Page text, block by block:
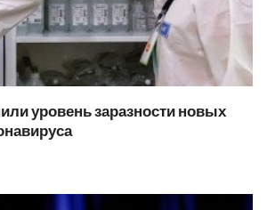
уровень заразности новых